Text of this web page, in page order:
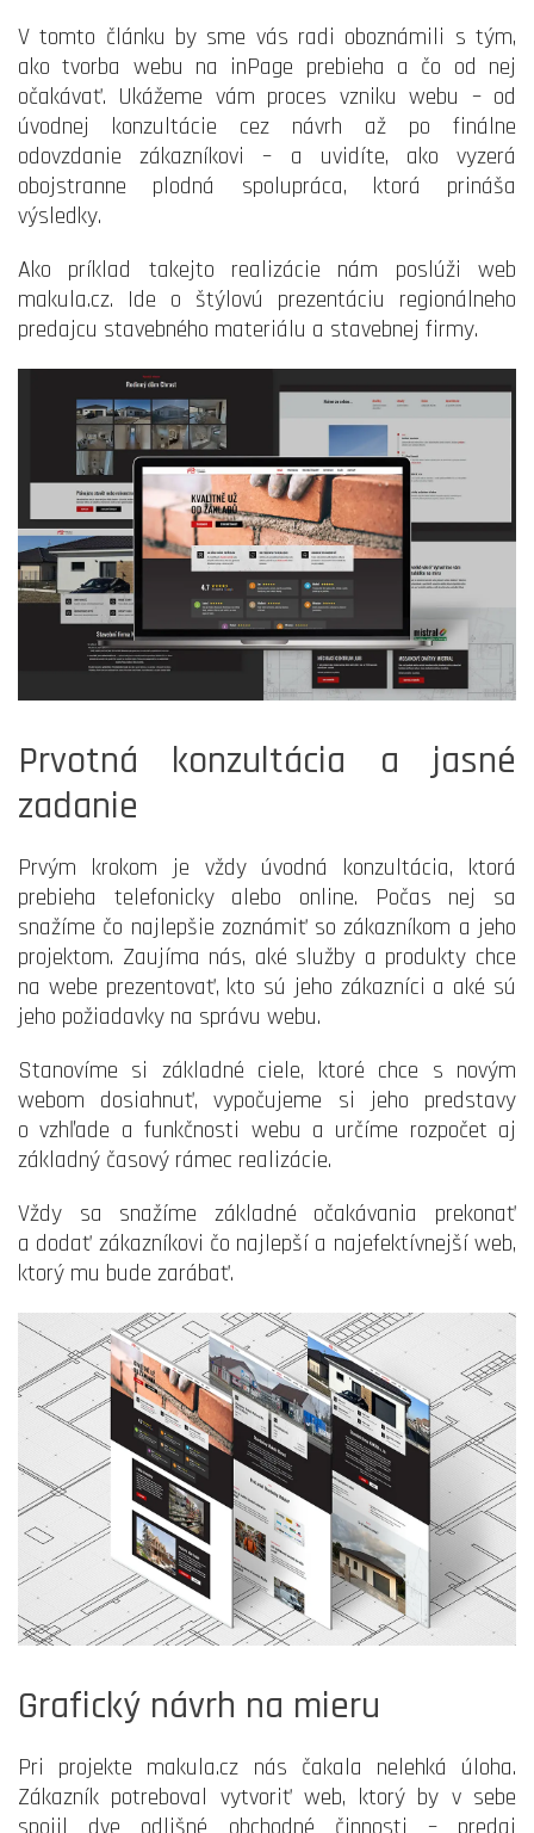
V tomto článku by sme vás radi oboznámili s tým,
ako tvorba webu na inPage prebieha a čo od nej
očakávať. Ukážeme vám proces vzniku webu – od
úvodnej konzultácie cez návrh až po finálne
odovzdanie zákazníkovi – a uvidíte, ako vyzerá
obojstranne plodná spolupráca, ktorá prináša
výsledky.
Ako príklad takejto realizácie nám poslúži web
makula.cz. Ide o štýlovú prezentáciu regionálneho
predajcu stavebného materiálu a stavebnej firmy.
Prvotná konzultácia a jasné
zadanie
Prvým krokom je vždy úvodná konzultácia, ktorá
prebieha telefonicky alebo online. Počas nej sa
snažíme čo najlepšie zoznámiť so zákazníkom a jeho
projektom. Zaujíma nás, aké služby a produkty chce
na webe prezentovať, kto sú jeho zákazníci a aké sú
jeho požiadavky na správu webu.
Stanovíme si základné ciele, ktoré chce s novým
webom dosiahnuť, vypočujeme si jeho predstavy
o vzhľade a funkčnosti webu a určíme rozpočet aj
základný časový rámec realizácie.
Vždy sa snažíme základné očakávania prekonať
a dodať zákazníkovi čo najlepší a najefektívnejší web,
ktorý mu bude zarábať.
Grafický návrh na mieru
Pri projekte makula.cz nás čakala nelehká úloha.
Zákazník potreboval vytvoriť web, ktorý by v sebe